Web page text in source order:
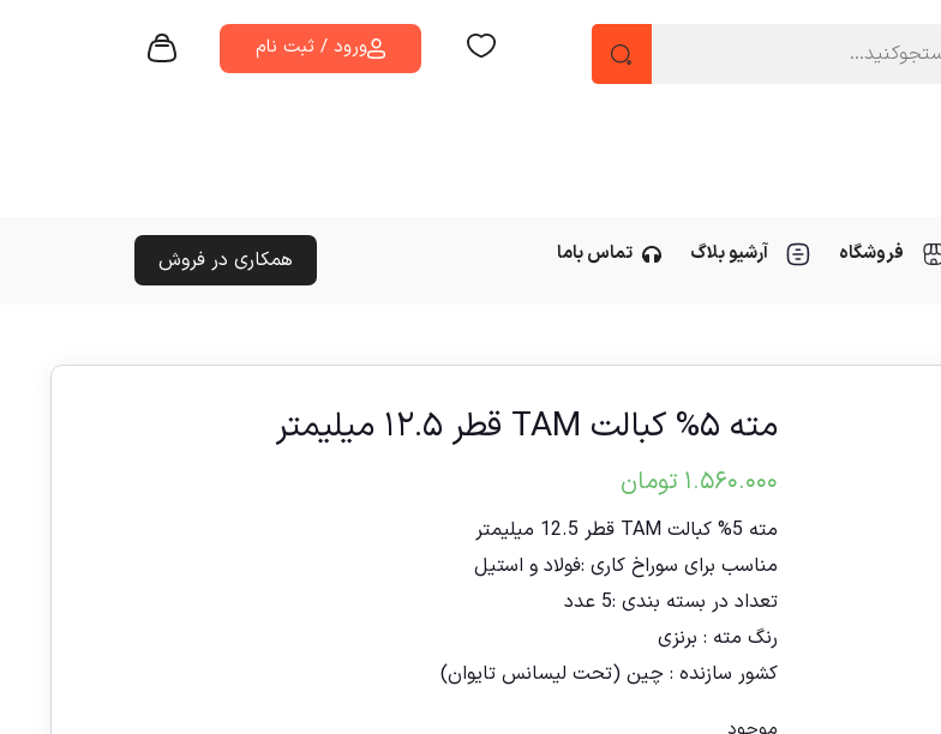
ورود / ثبت نام
فروشگاه آرشیو بلاگ تماس باما همکاری در فروش
مته ۵% کبالت TAM قطر ۱۲.۵ میلیمتر
۱.۵۶۰.۰۰۰ تومان
مته 5% کبالت TAM قطر 12.5 میلیمتر
مناسب برای سوراخ کاری :فولاد و استیل
تعداد در بسته بندی :5 عدد
رنگ مته : برنزی
کشور سازنده : چین (تحت لیسانس تایوان)